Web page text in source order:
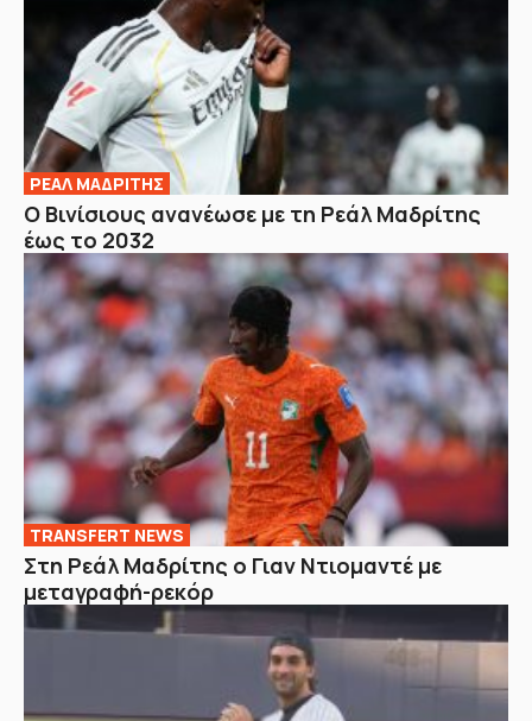
ΡΕΑΛ ΜΑΔΡΙΤΗΣ
Ο Βινίσιους ανανέωσε με τη Ρεάλ Μαδρίτης
έως το 2032
TRANSFERT NEWS
Στη Ρεάλ Μαδρίτης ο Γιαν Ντιομαντέ με
μεταγραφή-ρεκόρ